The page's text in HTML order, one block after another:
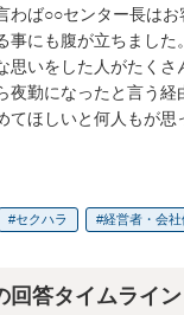
わば○○センター長は
にも腹が立ちました。
思いをした人がたくさ
夜勤になったと言う経
てほしいと何人もが思
セクハラ 経営者・会社
回答タイムライン